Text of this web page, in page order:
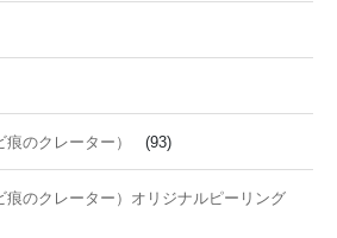
のクレーター） (93)
痕のクレーター）オリジナルピーリング